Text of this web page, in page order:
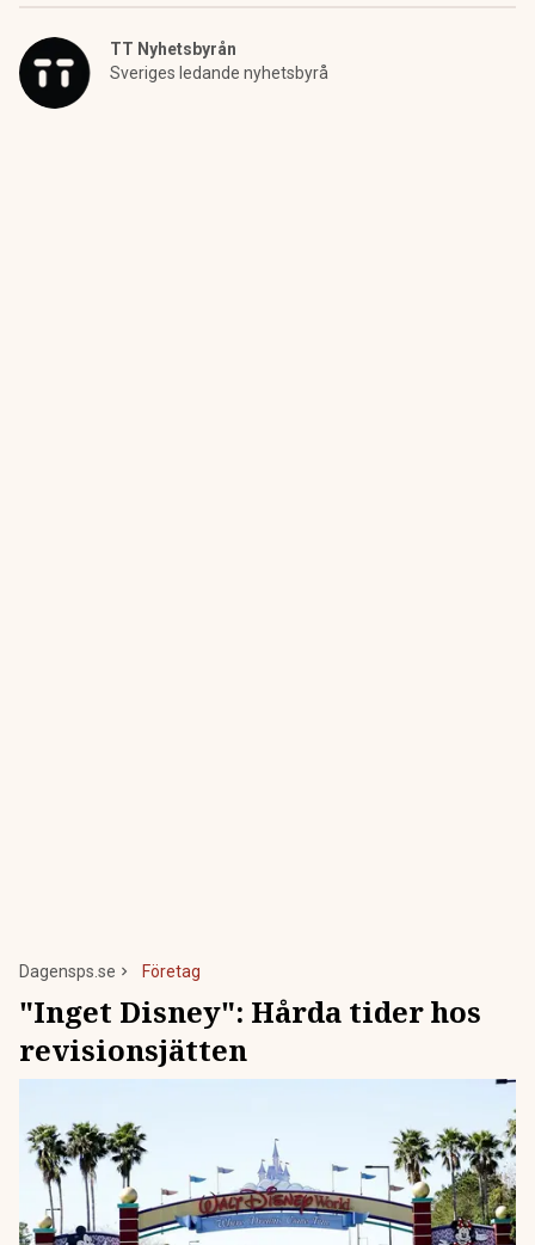
TT Nyhetsbyrån
Sveriges ledande nyhetsbyrå
Dagensps.se Företag
"Inget Disney": Hårda tider hos
revisionsjätten